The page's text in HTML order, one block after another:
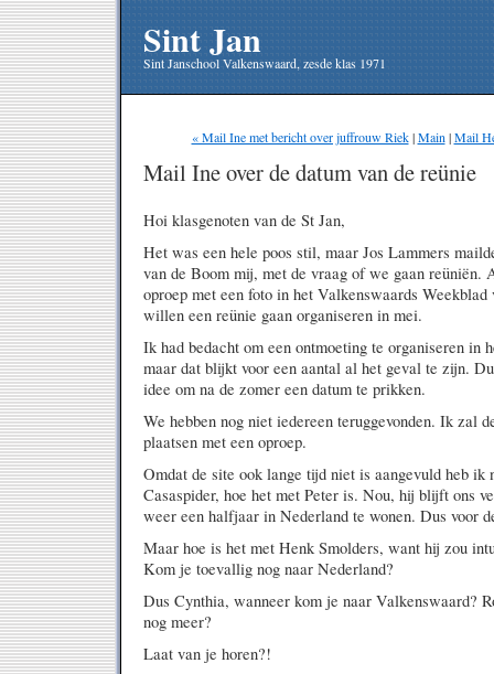
Sint Jan
Sint Janschool Valkenswaard, zesde klas 1971
« Mail Ine met bericht over juffrouw Riek|Main |Mail
Mail Ine over de datum van de reünie
Hoi klasgenoten van de St Jan,
Het was een hele poos stil, maar Jos Lammers
van de Boom mij, met de vraag of we gaan reüniën.
oproep met een foto in het Valkenswaards
willen een reünie gaan organiseren in mei.
Ik had bedacht om een ontmoeting te organiseren in
maar dat blijkt voor een aantal al het geval te zijn.
idee om na de zomer een datum te prikken.
We hebben nog niet iedereen teruggevonden. Ik zal
plaatsen met een oproep.
Omdat de site ook lange tijd niet is aangevuld heb ik
Casaspider, hoe het met Peter is. Nou, hij blijft ons
weer een halfjaar in Nederland te wonen. Dus voor
Maar hoe is het met Henk Smolders, want hij zou
Kom je toevallig nog naar Nederland?
Dus Cynthia, wanneer kom je naar Valkenswaard?
nog meer?
Laat van je horen?!